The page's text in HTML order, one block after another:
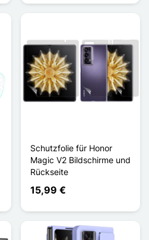
Schutzfolie für Honor
Magic V2 Bildschirme und
Rückseite
15,99 €